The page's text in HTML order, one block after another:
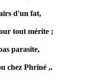
d'un fat,
tout mérite ;
parasite,
chez Phriné ,.